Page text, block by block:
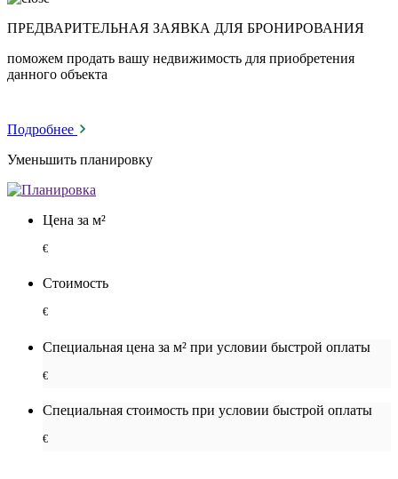
ПРЕДВАРИТЕЛЬНАЯ ЗАЯВКА ДЛЯ БРОНИРОВАНИЯ
поможем продать вашу недвижимость для приобретения
данного объекта
Подробнее
Уменьшить планировку
Цена за м²
€
Стоимость
€
Специальная цена за м² при условии быстрой оплаты
€
Специальная cтоимость при условии быстрой оплаты
€